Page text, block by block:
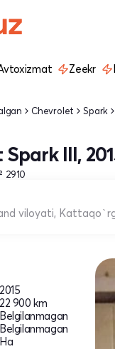
Zeekr
Chevrolet Spark
III,
2015
22 900 km
Belgilanmagan
Belgilanmagan
Ha